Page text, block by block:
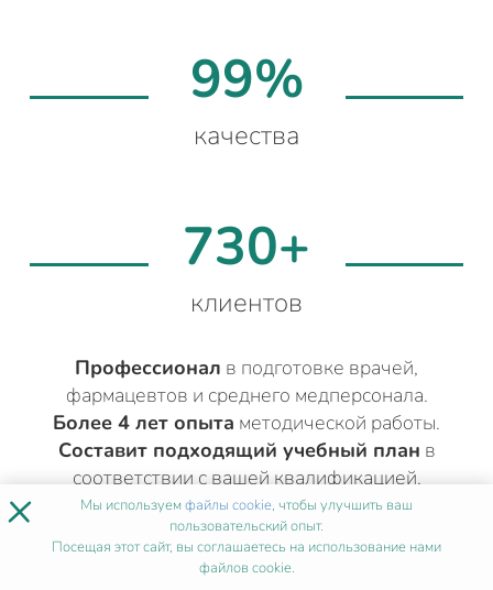
99%
качества
730+
клиентов
Профессионал в подготовке врачей,
фармацевтов и среднего медперсонала.
Более 4 лет опыта методической работы.
Составит подходящий учебный план в
соответствии с вашей квалификацией.
ДРУГИЕ МЕДИЦИНСКИЕ КУРСЫ
× Мы используемфайлы cookie, чтобы улучшить ваш
пользовательский опыт.
Посещая этот сайт, вы соглашаетесь на использование нами
файлов cookie.